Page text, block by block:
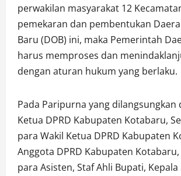
perwakilan masyarakat 12
pemekaran dan pembentukan
Baru (DOB) ini, maka Pemerintah
harus memproses dan
dengan aturan hukum yang berlaku.
Pada Paripurna yang dilangsungkan
Ketua DPRD Kabupaten Kotabaru,
para Wakil Ketua DPRD Kabupaten
Anggota DPRD Kabupaten
para Asisten, Staf Ahli Bupati, Kepala